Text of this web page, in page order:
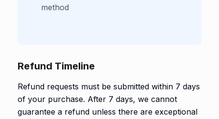
method
Refund Timeline
Refund requests must be submitted within 7 days
of your purchase. After 7 days, we cannot
guarantee a refund unless there are exceptional